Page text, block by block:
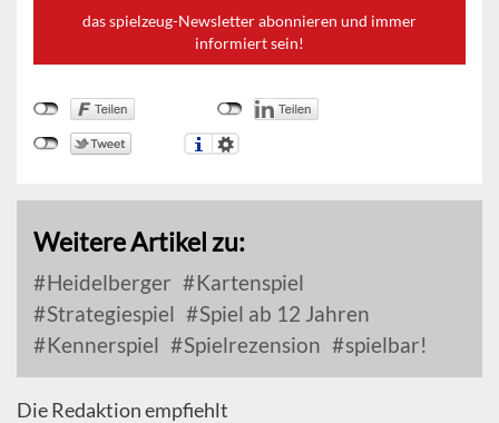
das spielzeug-Newsletter abonnieren und immer
informiert sein!
Weitere Artikel zu:
Heidelberger
Kartenspiel
Strategiespiel
Spiel ab 12 Jahren
Kennerspiel
Spielrezension spielbar!
Die Redaktion empfiehlt